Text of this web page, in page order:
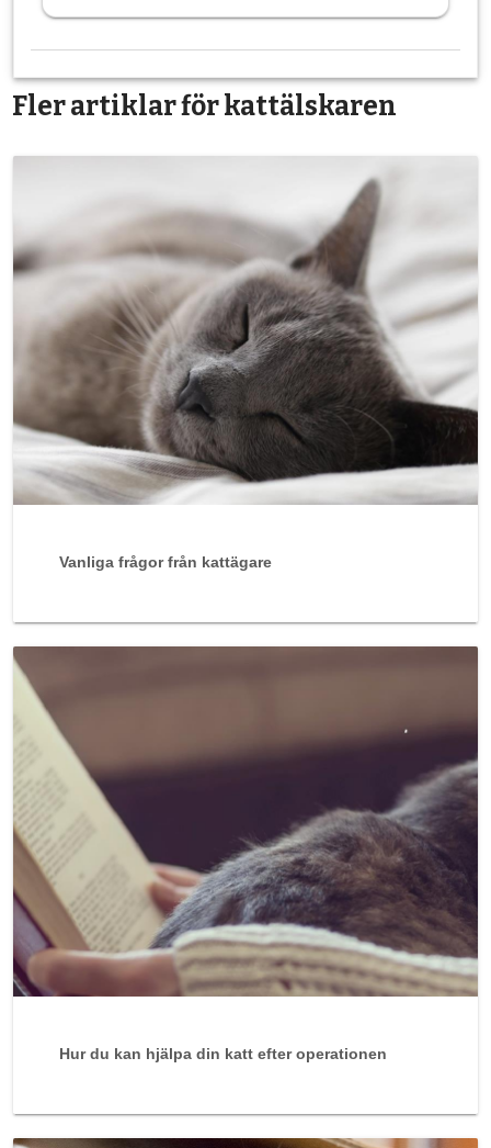
Fler artiklar för kattälskaren
Vanliga frågor från kattägare
Hur du kan hjälpa din katt efter operationen